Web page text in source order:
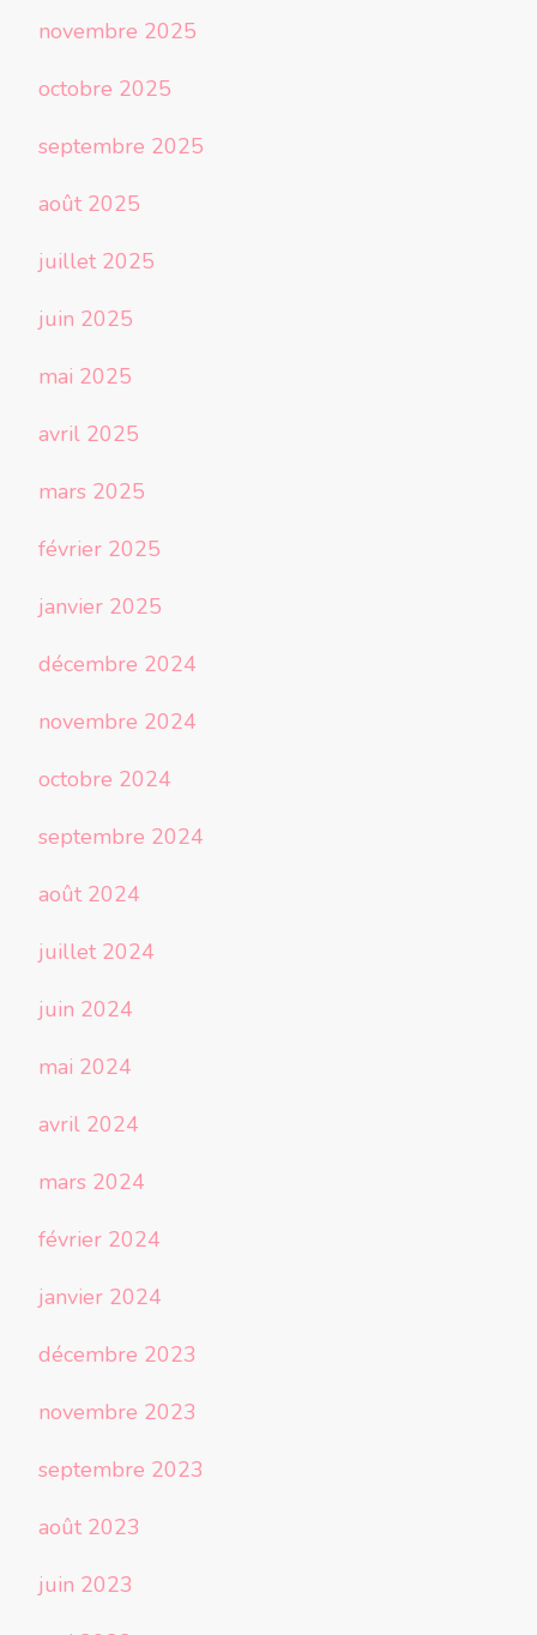
novembre 2025
octobre 2025
septembre 2025
août 2025
juillet 2025
juin 2025
mai 2025
avril 2025
mars 2025
février 2025
janvier 2025
décembre 2024
novembre 2024
octobre 2024
septembre 2024
août 2024
juillet 2024
juin 2024
mai 2024
avril 2024
mars 2024
février 2024
janvier 2024
décembre 2023
novembre 2023
septembre 2023
août 2023
juin 2023